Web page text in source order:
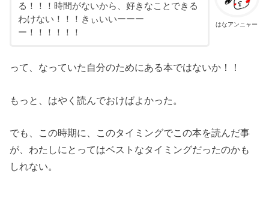
はなアンニャー
る！！！時間がないから、好きなことできる
わけない！！！きぃいいーーー
ー！！！！！！
って、なっていた自分のためにある本ではないか！！
もっと、はやく読んでおけばよかった。
でも、この時期に、このタイミングでこの本を読んだ事
が、わたしにとってはベストなタイミングだったのかも
しれない。